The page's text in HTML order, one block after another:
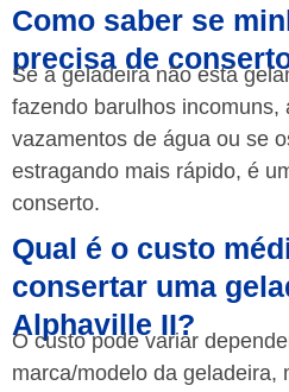
Como saber se
precisa de
Se a geladeira não está
fazendo barulhos incomuns,
vazamentos de água ou se
estragando mais rápido, é
conserto.
Qual é o custo
consertar uma
Alphaville II?
O custo pode variar
marca/modelo da geladeira,